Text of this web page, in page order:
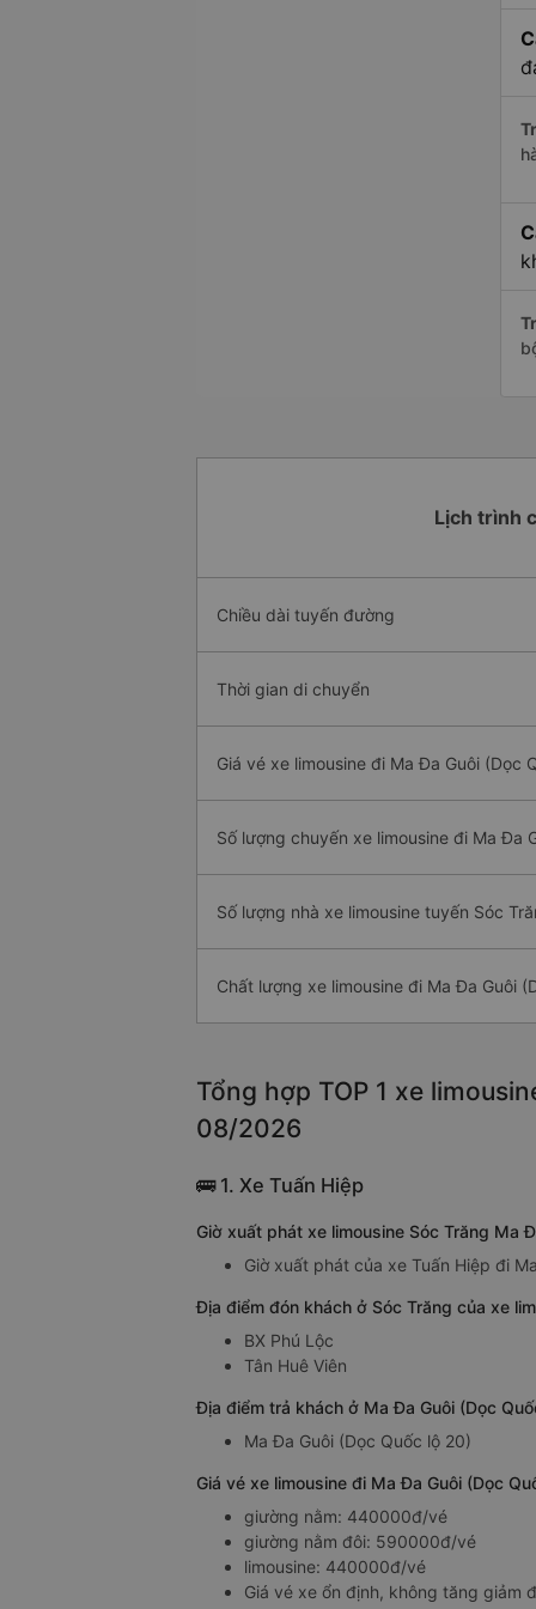
Lịch trình
Chiều dài tuyến đường
Thời gian di chuyển
Giá vé xe limousine đi Ma Đa Guôi (Dọc
Số lượng chuyến xe limousine đi Ma Đa
Số lượng nhà xe limousine tuyến Sóc
Chất lượng xe limousine đi Ma Đa Guôi
Tổng hợp TOP 1 xe
08/2026
🚌 1. Xe Tuấn Hiệp
Giờ xuất phát xe limousine Sóc Trăng Ma
Giờ xuất phát của xe Tuấn Hiệp đi
Địa điểm đón khách ở Sóc Trăng của xe
BX Phú Lộc
Tân Huê Viên
Địa điểm trả khách ở Ma Đa Guôi (Dọc
Ma Đa Guôi (Dọc Quốc lộ 20)
Giá vé xe limousine đi Ma Đa Guôi (Dọc
giường nằm: 440000đ/vé
giường nằm đôi: 590000đ/vé
limousine: 440000đ/vé
Giá vé xe ổn định, không tăng giảm